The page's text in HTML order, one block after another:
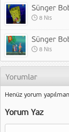
8 Nis
8 Nis
Henüz yorum
Yorum Yaz